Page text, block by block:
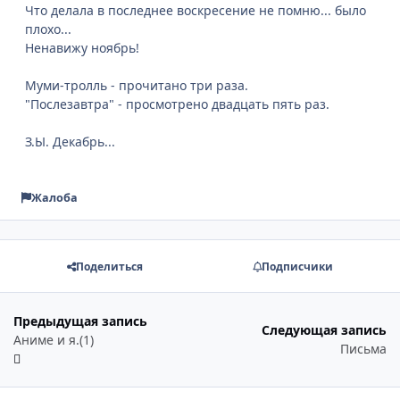
Что делала в последнее воскресение не помню... было
плохо...
Ненавижу ноябрь!
Муми-тролль - прочитано три раза.
"Послезавтра" - просмотрено двадцать пять раз.
З.Ы. Декабрь...
Жалоба
Поделиться Подписчики
Предыдущая запись
Аниме и я.(1)
Следующая запись
Письма